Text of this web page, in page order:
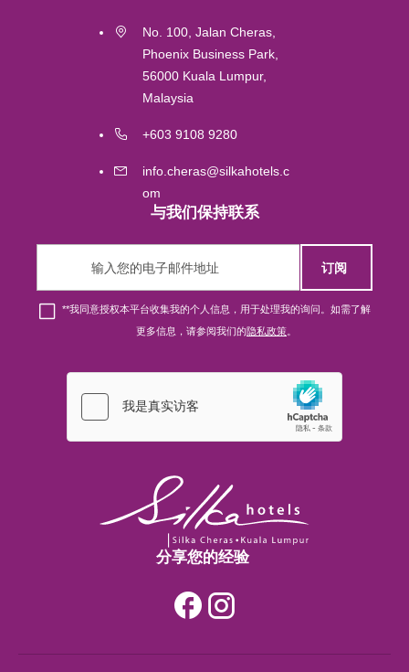
Labuan
Gold Coast
Melbourne
London
吉隆坡
香港
吉隆坡
No. 100, Jalan Cheras,
Phoenix Business Park,
56000 Kuala Lumpur,
Malaysia
+603 9108 9280
info.cheras@silkahotels.c
om
与我们保持联系
订阅
**我同意授权本平台收集我的个人信息，用于处理我的询问。如需了解
更多信息，请参阅我们的隐私政策
分享您的经验